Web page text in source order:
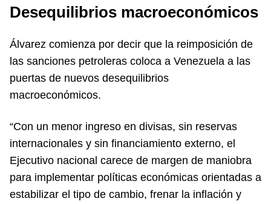
Desequilibrios macroeconómicos
Álvarez comienza por decir que la reimposición de
las sanciones petroleras coloca a Venezuela a las
puertas de nuevos desequilibrios
macroeconómicos.
“Con un menor ingreso en divisas, sin reservas
internacionales y sin financiamiento externo, el
Ejecutivo nacional carece de margen de maniobra
para implementar políticas económicas orientadas a
estabilizar el tipo de cambio, frenar la inflación y